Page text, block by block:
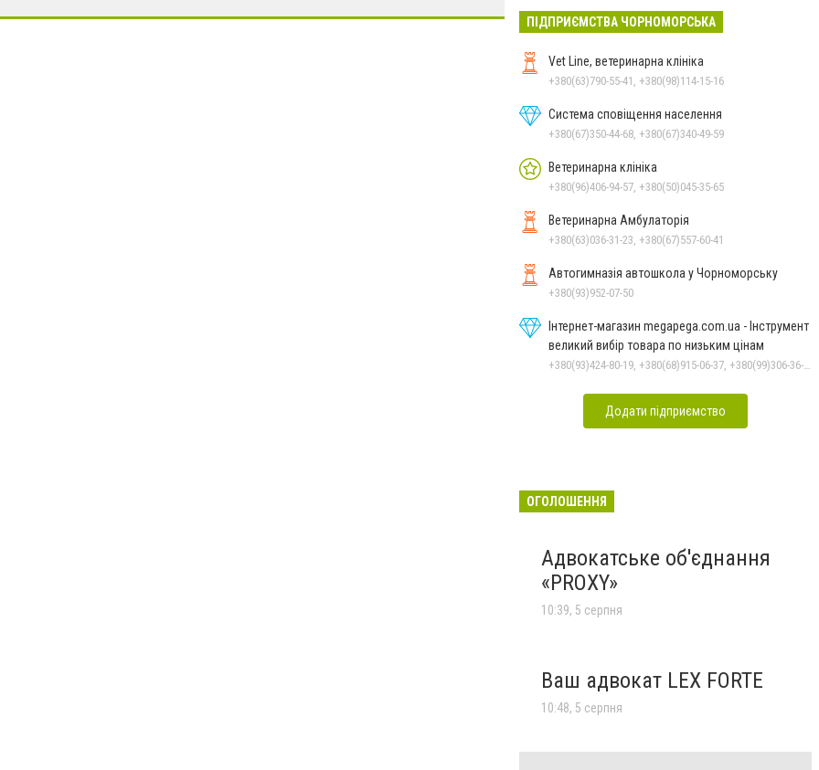
ПІДПРИЄМСТВА ЧОРНОМОРСЬКА
Vet Line, ветеринарна клініка
+380(63)790-55-41, +380(98)114-15-16
Система сповіщення населення
+380(67)350-44-68, +380(67)340-49-59
Ветеринарна клініка
+380(96)406-94-57, +380(50)045-35-65
Ветеринарна Амбулаторія
+380(63)036-31-23, +380(67)557-60-41
Автогимназія автошкола у Чорноморську
+380(93)952-07-50
Інтернет-магазин megapega.com.ua - Інструмент
великий вибір товара по низьким цінам
Додати підприємство
ОГОЛОШЕННЯ
Адвокатське об'єднання
«PROXY»
10:39, 5 серпня
Ваш адвокат LEX FORTE
10:48, 5 серпня